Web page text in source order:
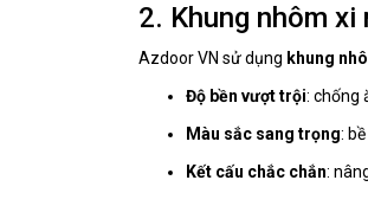
2. Khung nhôm
Azdoor VN sử dụng khung
Độ bền vượt trội: chống
Màu sắc sang trọng:
Kết cấu chắc chắn: